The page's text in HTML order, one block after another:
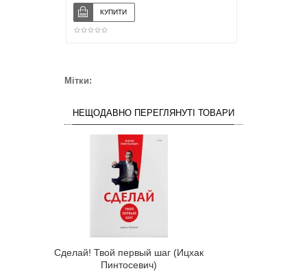
Мітки:
НЕЩОДАВНО ПЕРЕГЛЯНУТІ ТОВАРИ
Сделай! Твой первый шаг (Ицхак
Пинтосевич)